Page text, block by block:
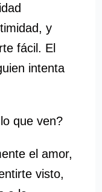
y
fácil. El
intenta
que ven?
el amor,
visto,